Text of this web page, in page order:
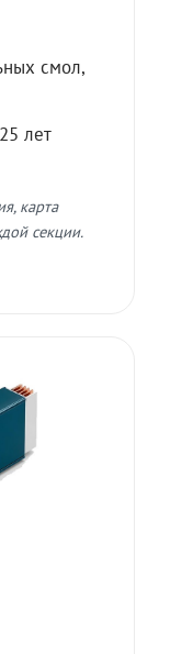
смол,
лет
карта
секции.